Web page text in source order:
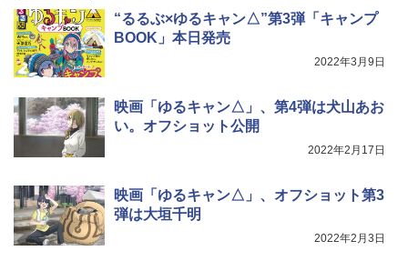
“るるぶ×ゆるキャン△”第3弾「キャンプ
BOOK」本日発売
2022年3月9日
映画「ゆるキャン△」、第4弾は犬山あお
い。オフショット公開
2022年2月17日
映画「ゆるキャン△」、オフショット第3
弾は大垣千明
2022年2月3日